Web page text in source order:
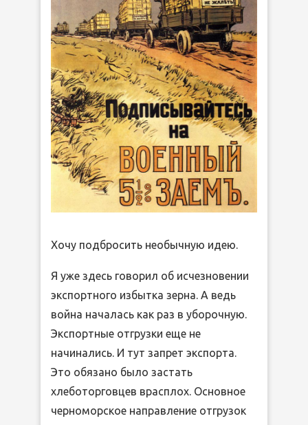
Хочу подбросить необычную идею.
Я уже здесь говорил об исчезновении
экспортного избытка зерна. А ведь
война началась как раз в уборочную.
Экспортные отгрузки еще не
начинались. И тут запрет экспорта.
Это обязано было застать
хлеботорговцев врасплох. Основное
черноморское направление отгрузок